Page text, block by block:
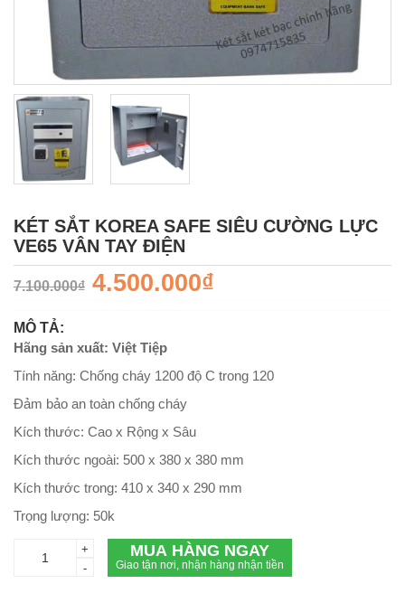
KÉT SẮT KOREA SAFE SIÊU CƯỜNG LỰC
VE65 VÂN TAY ĐIỆN
7.100.000₫ 4.500.000₫
MÔ TẢ:
Hãng sản xuất: Việt Tiệp
Tính năng: Chống cháy 1200 độ C trong 120
Đảm bảo an toàn chống cháy
Kích thước: Cao x Rộng x Sâu
Kích thước ngoài: 500 x 380 x 380 mm
Kích thước trong: 410 x 340 x 290 mm
Trọng lượng: 50k
+
-
MUA HÀNG NGAY
Giao tận nơi, nhận hàng nhận tiền